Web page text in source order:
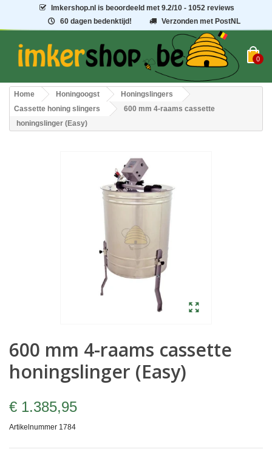
Imkershop.nl is beoordeeld met9.2/10 - 1052 reviews
60 dagen bedenktijd!
Verzonden met PostNL
0
Home Honingoogst
Honingslingers
Cassette honing slingers
600 mm 4-raams cassette
honingslinger (Easy)
600 mm 4-raams cassette
honingslinger (Easy)
€ 1.385,95
Artikelnummer 1784